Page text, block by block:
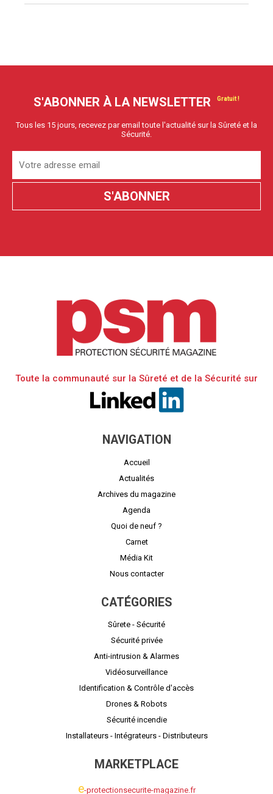
S'ABONNER À LA NEWSLETTER
Tous les 15 jours, recevez par email toute l'actualité sur la Sûreté et la
Sécurité.
Toute la communauté sur la Sûreté et de la Sécurité sur
NAVIGATION
Accueil
Actualités
Archives du magazine
Agenda
Quoi de neuf ?
Carnet
Média Kit
Nous contacter
CATÉGORIES
Sûrete - Sécurité
Sécurité privée
Anti-intrusion & Alarmes
Vidéosurveillance
Identification & Contrôle d'accès
Drones & Robots
Sécurité incendie
Installateurs - Intégrateurs - Distributeurs
MARKETPLACE
e-protectionsecurite-magazine.fr